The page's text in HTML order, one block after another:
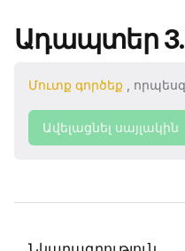
Ապրանքի
Ադապտեր 3.5
Մուտք գործեք ,
Ավելացնել սայլակին
Ընտրել տաբ